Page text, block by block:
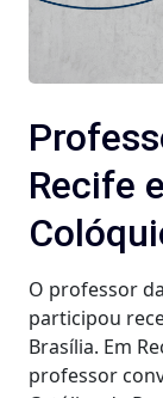
Recife
O professor
participou
Brasília. Em
professor